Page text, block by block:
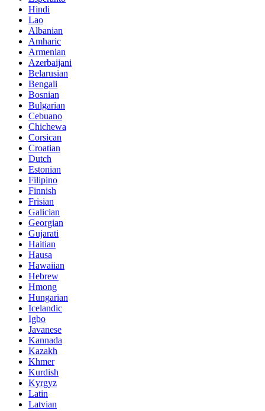
Hindi
Lao
Albanian
Amharic
Armenian
Azerbaijani
Belarusian
Bengali
Bosnian
Bulgarian
Cebuano
Chichewa
Corsican
Croatian
Dutch
Estonian
Filipino
Finnish
Frisian
Galician
Georgian
Gujarati
Haitian
Hausa
Hawaiian
Hebrew
Hmong
Hungarian
Icelandic
Igbo
Javanese
Kannada
Kazakh
Khmer
Kurdish
Kyrgyz
Latin
Latvian